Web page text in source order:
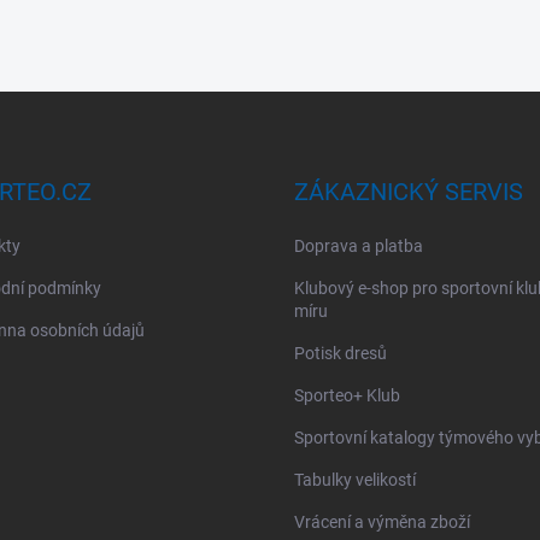
podmínky
osobních údajů
ZÁKAZNICKÝ SERVIS
Doprava a platba
Klubový e-shop pro sportovní
míru
Potisk dresů
Sporteo+ Klub
Sportovní katalogy týmového
Tabulky velikostí
Vrácení a výměna zboží